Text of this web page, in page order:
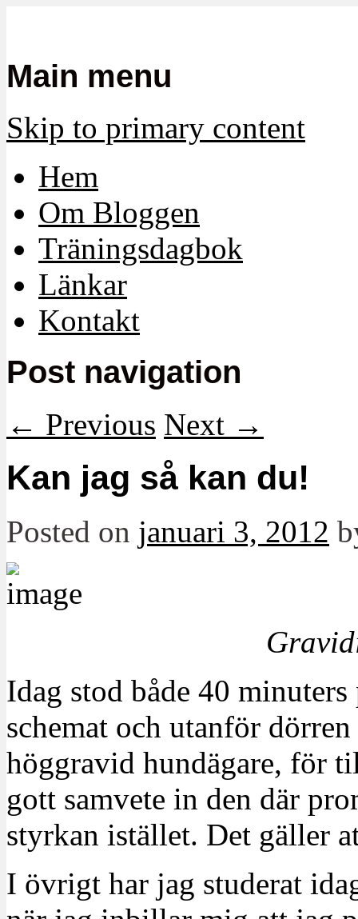
Main menu
Skip to primary content
Hem
Om Bloggen
Träningsdagbok
Länkar
Kontakt
Post navigation
← Previous Next →
Kan jag så kan du!
Posted on januari 3, 2012
Idag stod både 40
schemat och utanför
höggravid hundägare, för
gott samvete in den där
styrkan istället. Det gäller
I övrigt har jag studerat